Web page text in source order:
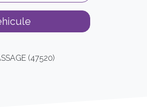
(47520)